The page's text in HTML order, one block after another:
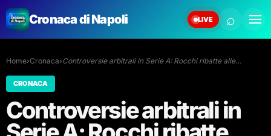
Cronaca di Napoli LIVE ⌕
Home›Cronaca›Controversie arbitrali in Serie A: Rocchi ribatte alle…
CRONACA
Controversie arbitrali in